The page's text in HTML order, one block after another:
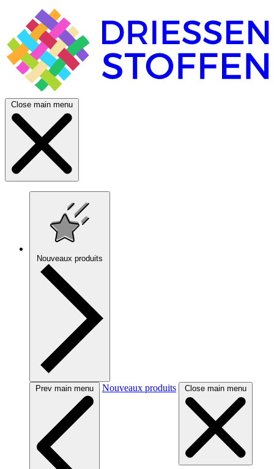
Close main menu
Nouveaux produits
Prev main menu Nouveaux produits Close main menu